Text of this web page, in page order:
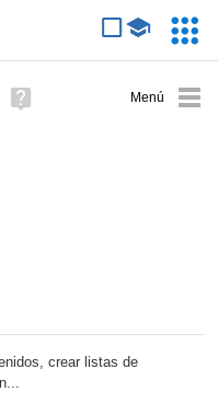
avanzada
Ayuda
(en
crear listas de